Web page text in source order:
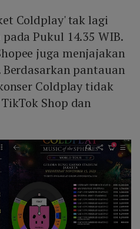
Coldplay' tak lagi
Pukul 14.35 WIB.
juga menjajakan
pantauan
Coldplay tidak
Shop dan